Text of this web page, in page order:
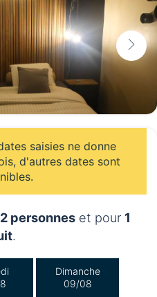
saisies ne donne
d'autres dates sont
2 personnes et pour 1
.
Dimanche
09/08